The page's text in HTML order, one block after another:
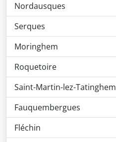
Nordausques
Serques
Moringhem
Roquetoire
Saint-Martin-lez-Tatinghem
Fauquembergues
Fléchin